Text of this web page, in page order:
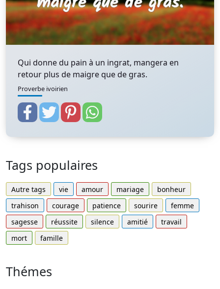
Qui donne du pain à un ingrat, mangera en
retour plus de maigre que de gras.
Proverbe ivoirien
Tags populaires
Autre tags vie amour mariage
bonheur
trahison
courage patience sourire
femme
sagesse
réussite silence amitié
travail
mort
famille
Thémes